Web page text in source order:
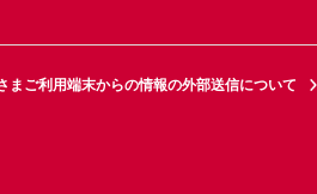
まご利用端末からの情報の外部送信について